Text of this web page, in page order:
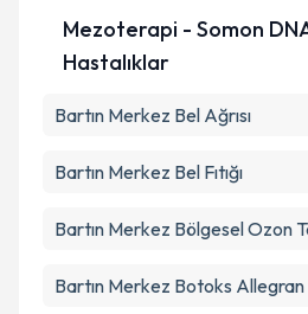
Mezoterapi - Somon
Hastalıklar
Bartın Merkez Bel Ağrısı
Bartın Merkez Bel Fıtığı
Bartın Merkez Bölgesel Ozon
Bartın Merkez Botoks Allegran